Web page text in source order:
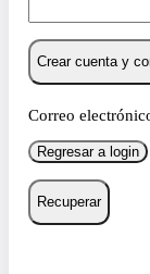
Crear cuenta y
Correo
Regresar a login
Recuperar